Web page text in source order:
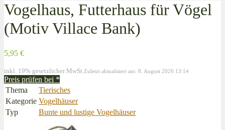
Vogelhaus, Futterhaus für Vögel
(Motiv Villace Bank)
5,95 €
inkl. 19% gesetzlicher MwSt. Zuletzt aktualisiert am: 8. August 2026 13:14
Preis prüfen bei *
Thema
Tierisches
Kategorie Vogelhäuser
Typ
Bunte und lustige Vogelhäuser